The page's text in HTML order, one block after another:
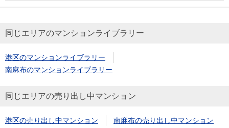
同じエリアのマンションライブラリー
港区のマンションライブラリー
南麻布のマンションライブラリー
同じエリアの売り出し中マンション
港区の売り出し中マンション 南麻布の売り出し中マンション